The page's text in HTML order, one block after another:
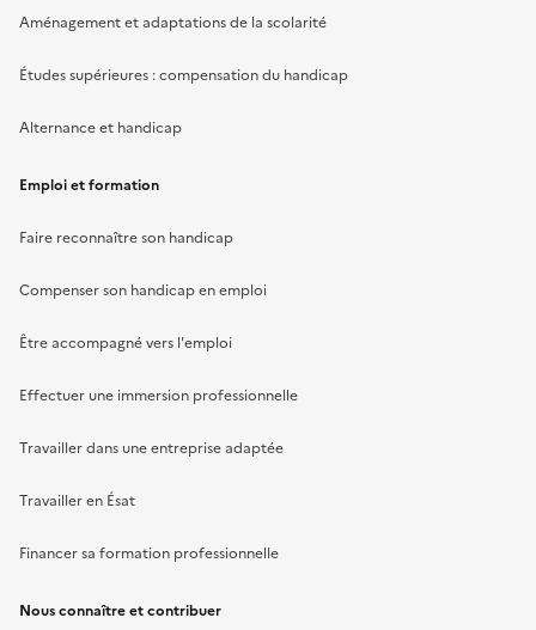
Aménagement et adaptations de la scolarité
Études supérieures : compensation du handicap
Alternance et handicap
Emploi et formation
Faire reconnaître son handicap
Compenser son handicap en emploi
Être accompagné vers l'emploi
Effectuer une immersion professionnelle
Travailler dans une entreprise adaptée
Travailler en Ésat
Financer sa formation professionnelle
Nous connaître et contribuer